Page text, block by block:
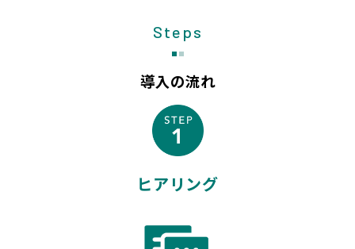
Steps
導入の流れ
ヒアリング